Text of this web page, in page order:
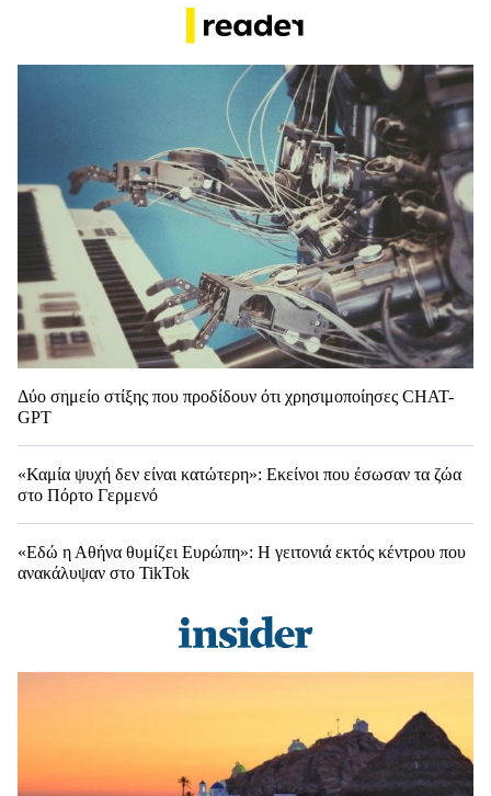
Δύο σημείο στίξης που προδίδουν ότι χρησιμοποίησες CHAT-
GPT
«Καμία ψυχή δεν είναι κατώτερη»: Εκείνοι που έσωσαν τα ζώα
στο Πόρτο Γερμενό
«Εδώ η Αθήνα θυμίζει Ευρώπη»: H γειτονιά εκτός κέντρου που
ανακάλυψαν στο TikTok